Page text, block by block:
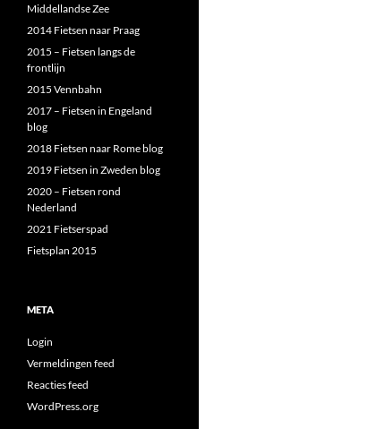
Middellandse Zee
2014 Fietsen naar Praag
2015 – Fietsen langs de
frontlijn
2015 Vennbahn
2017 – Fietsen in Engeland
blog
2018 Fietsen naar Rome blog
2019 Fietsen in Zweden blog
2020 – Fietsen rond
Nederland
2021 Fietserspad
Fietsplan 2015
META
Login
Vermeldingen feed
Reacties feed
WordPress.org